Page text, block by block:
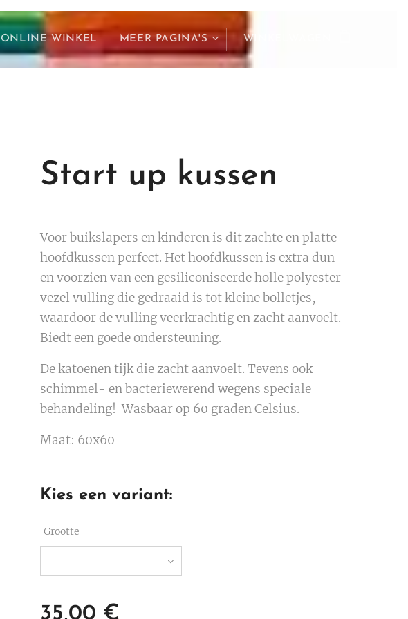
ONLINE WINKEL MEER PAGINA'S WINKELWAGEN
Start up kussen
Voor buikslapers en kinderen is dit zachte en platte
hoofdkussen perfect. Het hoofdkussen is extra dun
en voorzien van een gesiliconiseerde holle polyester
vezel vulling die gedraaid is tot kleine bolletjes,
waardoor de vulling veerkrachtig en zacht aanvoelt.
Biedt een goede ondersteuning.
De katoenen tijk die zacht aanvoelt. Tevens ook
schimmel- en bacteriewerend wegens speciale
behandeling! Wasbaar op 60 graden Celsius.
Maat: 60x60
Kies een variant:
Grootte
35,00 €